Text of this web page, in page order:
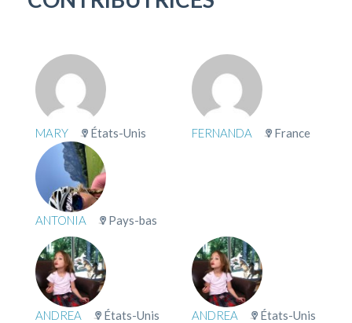
MARY États-Unis FERNANDA France
ANTONIA Pays-bas
ANDREA États-Unis ANDREA États-Unis